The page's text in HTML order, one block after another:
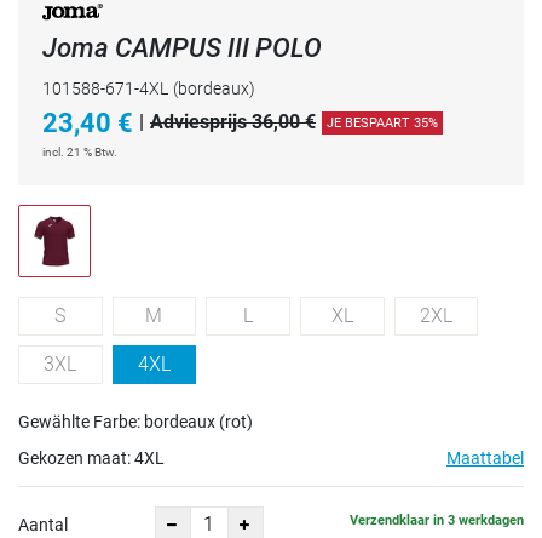
Joma CAMPUS III POLO
101588-671-4XL (bordeaux)
23,40 € Adviesprijs 36,00 € JE BESPAART 35%
incl. 21 % Btw.
S M L XL 2XL
3XL 4XL
Gewählte Farbe: bordeaux (rot)
Gekozen maat:4XL Maattabel
Aantal Verzendklaar in 3 werkdagen